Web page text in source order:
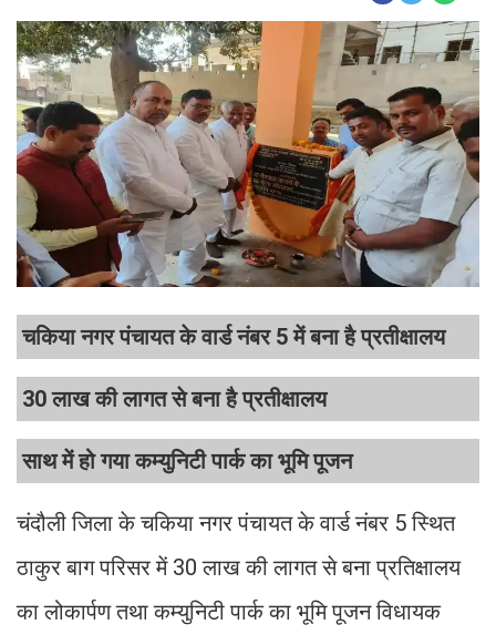
चकिया नगर पंचायत के वार्ड नंबर 5 में बना है प्रतीक्षालय
30 लाख की लागत से बना है प्रतीक्षालय
साथ में हो गया कम्युनिटी पार्क का भूमि पूजन
चंदौली जिला के चकिया नगर पंचायत के वार्ड नंबर 5 स्थित
ठाकुर बाग परिसर में 30 लाख की लागत से बना प्रतिक्षालय
का लोकार्पण तथा कम्युनिटी पार्क का भूमि पूजन विधायक